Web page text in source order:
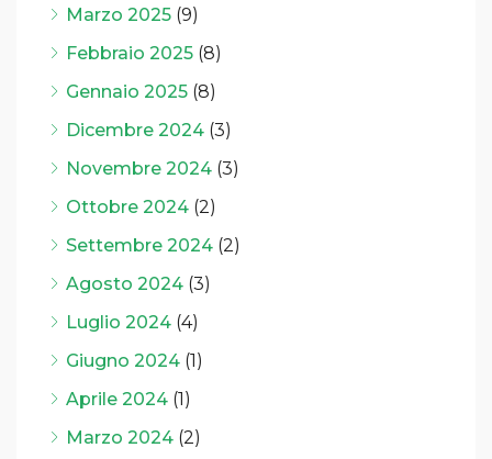
Marzo 2025 (9)
Febbraio 2025 (8)
Gennaio 2025 (8)
Dicembre 2024 (3)
Novembre 2024 (3)
Ottobre 2024 (2)
Settembre 2024 (2)
Agosto 2024 (3)
Luglio 2024 (4)
Giugno 2024 (1)
Aprile 2024 (1)
Marzo 2024 (2)